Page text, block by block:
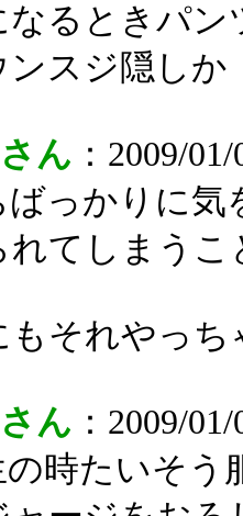
るときパ
ンスジ隠しか
ん ：2009/
ばっかりに
れてしまう
それやっ
ん ：2009/
時たいそ